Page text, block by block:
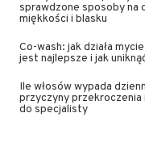
sprawdzone sposoby na
miękkości i blasku
Co-wash: jak działa
jest najlepsze i jak
Ile włosów wypada
przyczyny przekroczenia
do specjalisty